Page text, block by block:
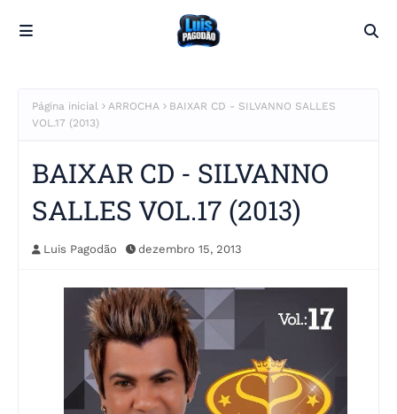
Página inicial ARROCHA
BAIXAR CD - SILVANNO SALLES
VOL.17 (2013)
BAIXAR CD - SILVANNO
SALLES VOL.17 (2013)
Luis Pagodão dezembro 15, 2013